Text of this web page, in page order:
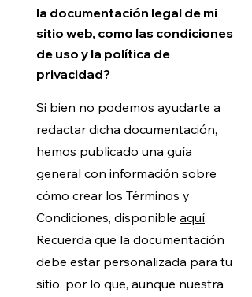
la documentación legal de mi
sitio web, como las condiciones
de uso y la política de
privacidad?
Si bien no podemos ayudarte a
redactar dicha documentación,
hemos publicado una guía
general con información sobre
cómo crear los Términos y
Condiciones, disponible aquí.
Recuerda que la documentación
debe estar personalizada para tu
sitio, por lo que, aunque nuestra